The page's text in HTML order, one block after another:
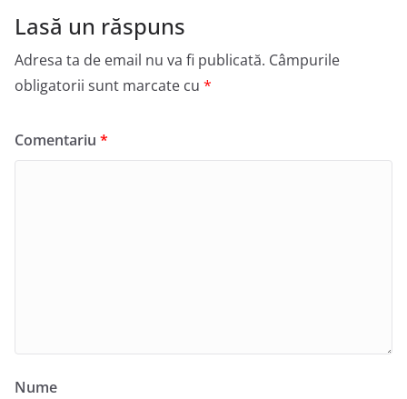
Lasă un răspuns
Adresa ta de email nu va fi publicată. Câmpurile
obligatorii sunt marcate cu *
Comentariu *
Nume